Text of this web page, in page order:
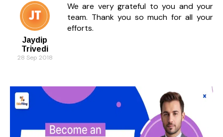
Jaydip
Trivedi
28 Sep 2018
We are very grateful to you and your
team. Thank you so much for all your
efforts.